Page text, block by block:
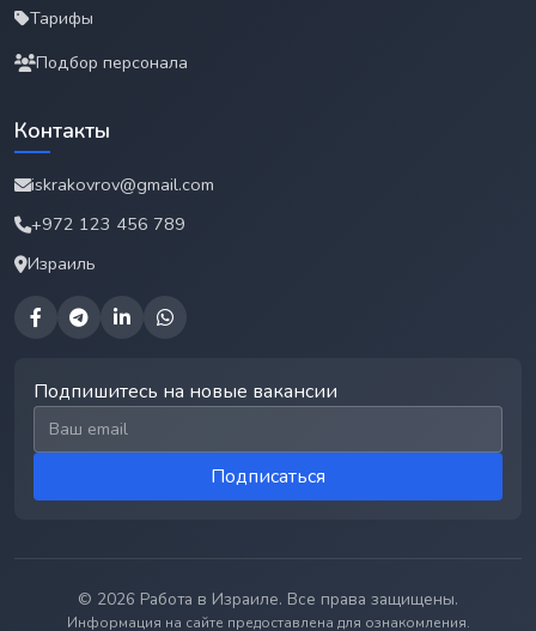
Тарифы
Подбор персонала
Контакты
iskrakovrov@gmail.com
+972 123 456 789
Израиль
Подпишитесь на новые вакансии
Email для подписки
Подписаться
© 2026 Работа в Израиле. Все права защищены.
Информация на сайте предоставлена для ознакомления.